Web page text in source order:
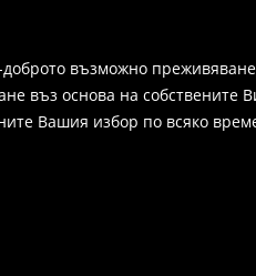
възможно
въз основа на
Вашия избор по всяко